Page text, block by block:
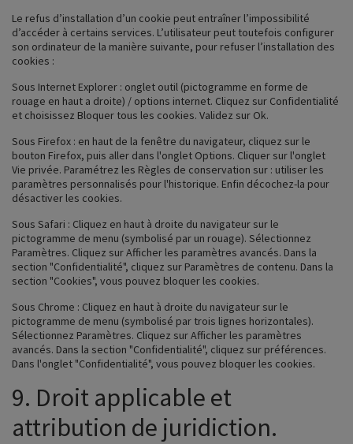
Le refus d’installation d’un cookie peut entraîner l’impossibilité
d’accéder à certains services. L’utilisateur peut toutefois configurer
son ordinateur de la manière suivante, pour refuser l’installation des
cookies :
Sous Internet Explorer : onglet outil (pictogramme en forme de
rouage en haut a droite) / options internet. Cliquez sur Confidentialité
et choisissez Bloquer tous les cookies. Validez sur Ok.
Sous Firefox : en haut de la fenêtre du navigateur, cliquez sur le
bouton Firefox, puis aller dans l'onglet Options. Cliquer sur l'onglet
Vie privée. Paramétrez les Règles de conservation sur : utiliser les
paramètres personnalisés pour l'historique. Enfin décochez-la pour
désactiver les cookies.
Sous Safari : Cliquez en haut à droite du navigateur sur le
pictogramme de menu (symbolisé par un rouage). Sélectionnez
Paramètres. Cliquez sur Afficher les paramètres avancés. Dans la
section "Confidentialité", cliquez sur Paramètres de contenu. Dans la
section "Cookies", vous pouvez bloquer les cookies.
Sous Chrome : Cliquez en haut à droite du navigateur sur le
pictogramme de menu (symbolisé par trois lignes horizontales).
Sélectionnez Paramètres. Cliquez sur Afficher les paramètres
avancés. Dans la section "Confidentialité", cliquez sur préférences.
Dans l'onglet "Confidentialité", vous pouvez bloquer les cookies.
9. Droit applicable et
attribution de juridiction.